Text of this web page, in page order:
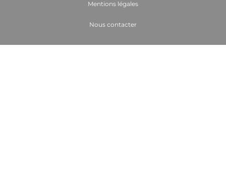
Mentions légales
Nous contacter